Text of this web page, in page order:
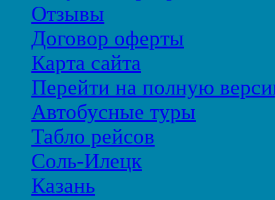
Отзывы
Договор оферты
Карта сайта
Перейти на полную
Автобусные туры
Табло рейсов
Соль-Илецк
Казань